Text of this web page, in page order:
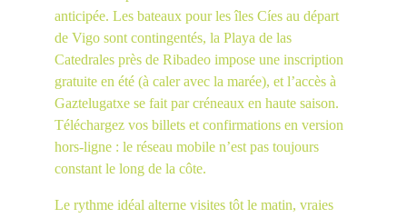
anticipée. Les bateaux pour les îles Cíes au départ
de Vigo sont contingentés, la Playa de las
Catedrales près de Ribadeo impose une inscription
gratuite en été (à caler avec la marée), et l’accès à
Gaztelugatxe se fait par créneaux en haute saison.
Téléchargez vos billets et confirmations en version
hors-ligne : le réseau mobile n’est pas toujours
constant le long de la côte.
Le rythme idéal alterne visites tôt le matin, vraies